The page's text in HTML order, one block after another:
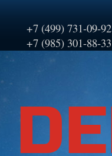
+7 (499) 731-09-92
+7 (985) 301-88-33